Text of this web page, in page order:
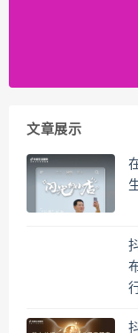
文章展示